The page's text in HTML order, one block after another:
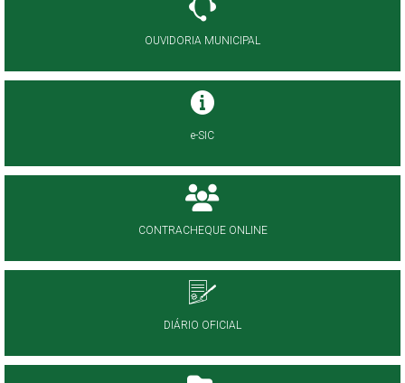
OUVIDORIA MUNICIPAL
e-SIC
CONTRACHEQUE ONLINE
DIÁRIO OFICIAL